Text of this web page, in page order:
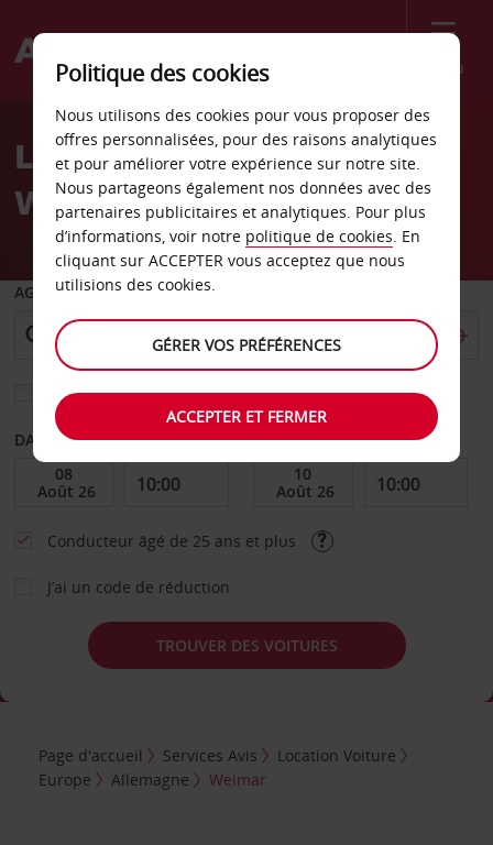
Menu
Welcome
AvisLocation de voiture
Weimar
AGENCE DE DÉPART
Sélectionnez une autre agence de retour
DATE DE DÉBUT DATE DE FIN
Conducteur âgé de 25 ans et plus
J’ai un code de réduction
TROUVER DES VOITURES
Page d'accueil Services Avis
Location Voiture
Europe
Allemagne Weimar
Politique des cookies
Nous utilisons des cookies pour vous proposer des
offres personnalisées, pour des raisons analytiques
et pour améliorer votre expérience sur notre site.
Nous partageons également nos données avec des
partenaires publicitaires et analytiques. Pour plus
d’informations, voir notre politique de cookies. En
cliquant sur ACCEPTER vous acceptez que nous
utilisions des cookies.
GÉRER VOS PRÉFÉRENCES
ACCEPTER ET FERMER